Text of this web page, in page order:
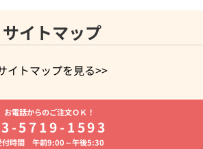
サイトマップ
イトマップを見る>>
お祝いの花特集
誕生日フラワーギフト特集
キョウ)
開店・開業祝い
悔やみ お供え・お悔やみの花
夜・葬儀に贈る花 胡蝶蘭・花鉢
お電話からのご注文ＯＫ！
5719-1593
付時間 午前9:00～午後5:30